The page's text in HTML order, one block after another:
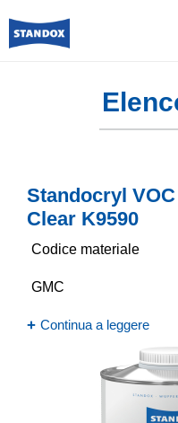
Standocryl
Clear K9590
Codice materiale
GMC
Continua a leggere